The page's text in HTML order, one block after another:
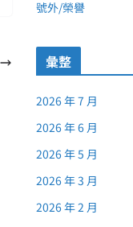
號外/榮譽
彙整
2026 年 7 月
2026 年 6 月
2026 年 5 月
2026 年 3 月
2026 年 2 月